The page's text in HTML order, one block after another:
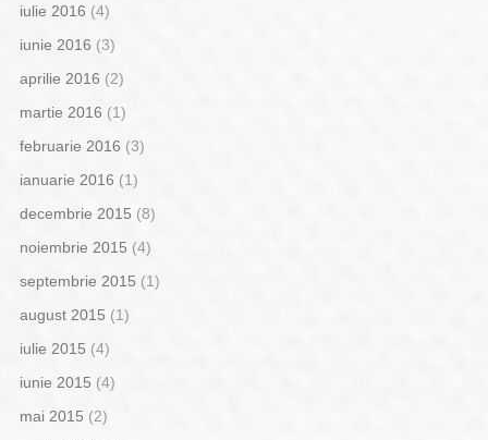
iulie 2016 (4)
iunie 2016 (3)
aprilie 2016 (2)
martie 2016 (1)
februarie 2016 (3)
ianuarie 2016 (1)
decembrie 2015 (8)
noiembrie 2015 (4)
septembrie 2015 (1)
august 2015 (1)
iulie 2015 (4)
iunie 2015 (4)
mai 2015 (2)